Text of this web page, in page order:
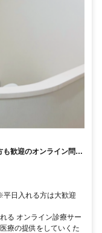
歓迎のオンライン問診
日入れる方は大歓迎
る オンライン診療サー
療の提供をしていくた